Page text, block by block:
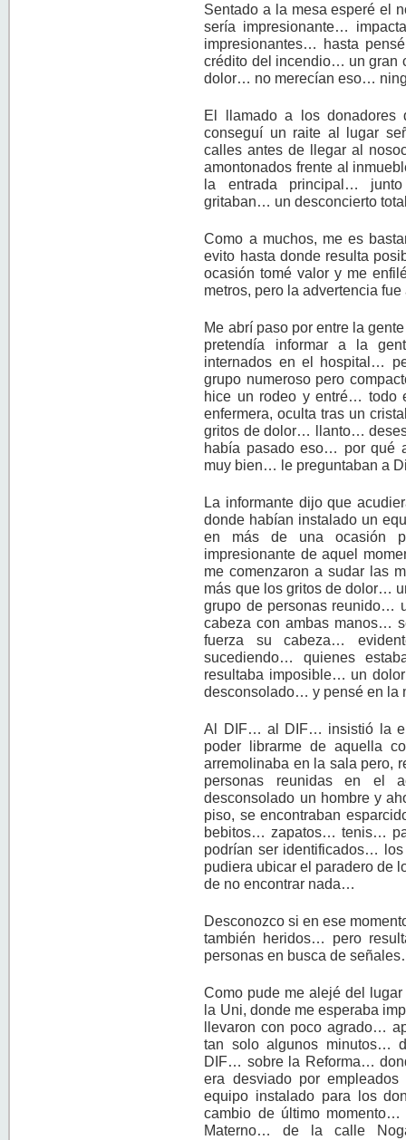
Sentado a la mesa esperé el
sería impresionante…
impresionantes… hasta
crédito del incendio… un
dolor… no merecían eso…
El llamado a los donadores
conseguí un raite al lugar
calles antes de llegar al
amontonados frente al
la entrada principal…
gritaban… un desconcierto
Como a muchos, me es
evito hasta donde resulta
ocasión tomé valor y me
metros, pero la advertencia
Me abrí paso por entre la
pretendía informar a la
internados en el hospital…
grupo numeroso pero
hice un rodeo y entré… todo
enfermera, oculta tras un
gritos de dolor… llanto…
había pasado eso… por
muy bien… le preguntaban a
La informante dijo que
donde habían instalado un
en más de una ocasión
impresionante de aquel
me comenzaron a sudar las
más que los gritos de dolor…
grupo de personas reunido…
cabeza con ambas manos…
fuerza su cabeza…
sucediendo… quienes
resultaba imposible… un
desconsolado… y pensé en la
Al DIF… al DIF… insistió la
poder librarme de aquella
arremolinaba en la sala pero,
personas reunidas en el
desconsolado un hombre y
piso, se encontraban
bebitos… zapatos… tenis…
podrían ser identificados…
pudiera ubicar el paradero
de no encontrar nada…
Desconozco si en ese
también heridos… pero
personas en busca de
Como pude me alejé del
la Uni, donde me esperaba
llevaron con poco agrado…
tan solo algunos minutos…
DIF… sobre la Reforma…
era desviado por
equipo instalado para los
cambio de último
Materno… de la calle